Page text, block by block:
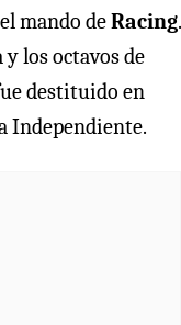
mando deRacing.
y los octavos de
destituido en
Independiente.